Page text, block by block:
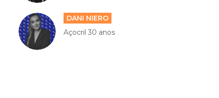
DANI NIERO
Açocril 30 anos